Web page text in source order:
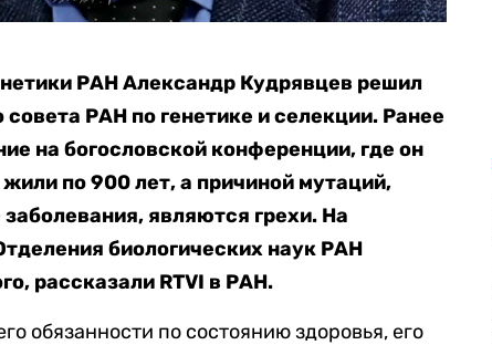
РАН Александр Кудрявцев решил
совета РАН по генетике и селекции. Ранее
на богословской конференции, где он
по 900 лет, а причиной мутаций,
являются грехи. На
биологических наук РАН
рассказали RTVI в РАН.
обязанности по состоянию здоровья, его